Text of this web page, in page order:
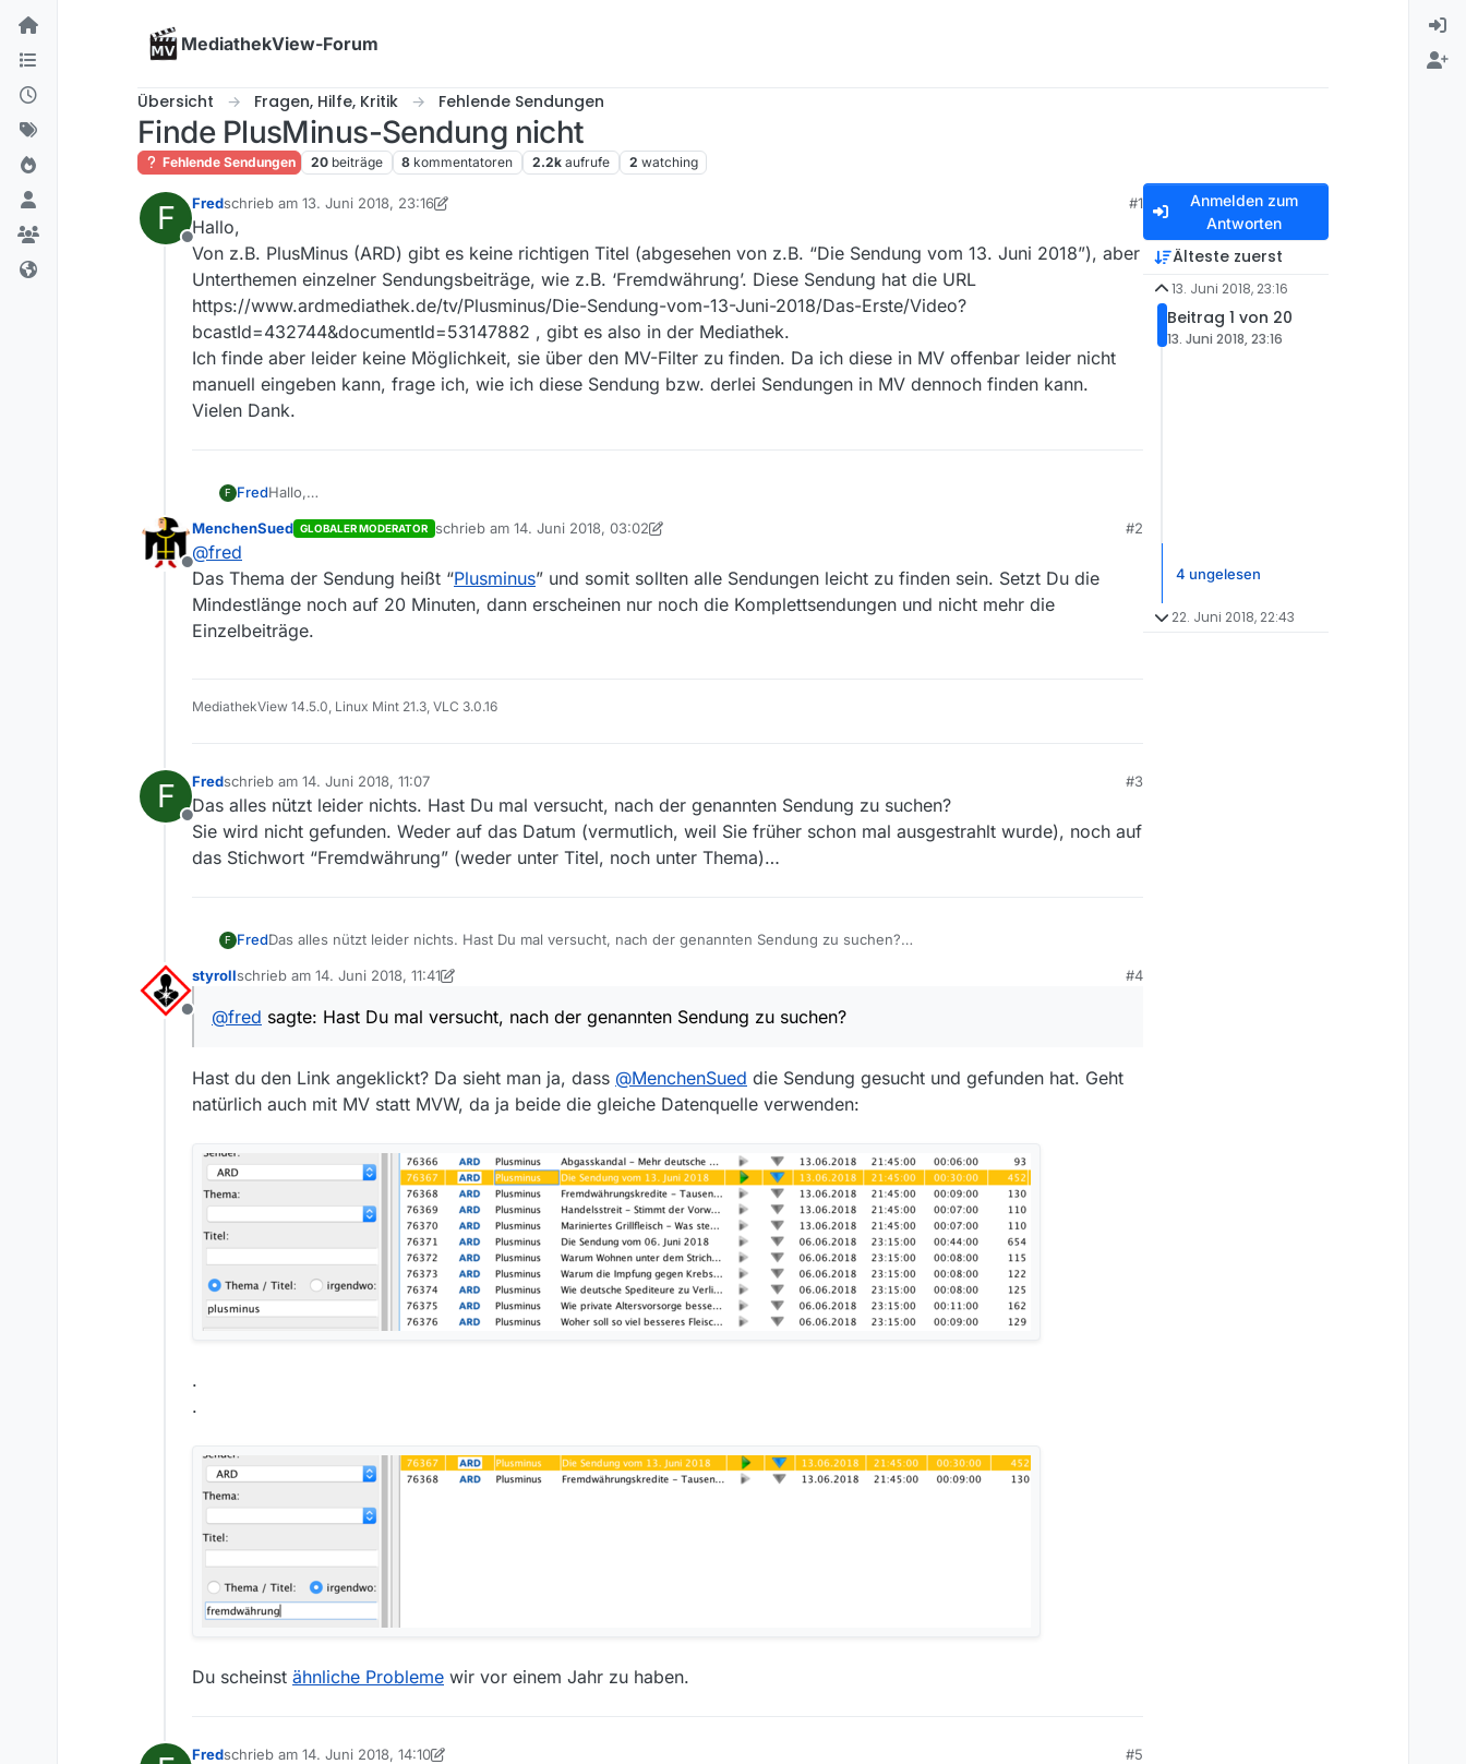
Skip to content
MediathekView-Forum
Übersicht Fragen, Hilfe, Kritik Fehlende Sendungen
Finde PlusMinus-Sendung nicht
Fehlende Sendungen 20 beiträge 8 kommentatoren 2.2k aufrufe 2 watching
F
Offline
Fredschrieb am 13. Juni 2018, 23:16
zuletzt editiert von Fred
#1
Hallo,
Von z.B. PlusMinus (ARD) gibt es keine richtigen Titel (abgesehen von z.B. “Die Sendung vom 13. Juni 2018”), aber
Unterthemen einzelner Sendungsbeiträge, wie z.B. ‘Fremdwährung’. Diese Sendung hat die URL
https://www.ardmediathek.de/tv/Plusminus/Die-Sendung-vom-13-Juni-2018/Das-Erste/Video?
bcastId=432744&documentId=53147882 , gibt es also in der Mediathek.
Ich finde aber leider keine Möglichkeit, sie über den MV-Filter zu finden. Da ich diese in MV offenbar leider nicht
manuell eingeben kann, frage ich, wie ich diese Sendung bzw. derlei Sendungen in MV dennoch finden kann.
Vielen Dank.
F FredHallo,
Unterthemen einzelner Sendungsbeiträge, wie z.B. ‘Fremdwährung’. Diese Sendung hat die URL
bcastId=432744&documentId=53147882 , gibt es also in der Mediathek.
Ich finde aber leider keine Möglichkeit, sie über den MV-Filter zu finden. Da ich diese in MV offenbar leider nicht manuell
eingeben kann, frage ich, wie ich diese Sendung bzw. derlei Sendungen in MV dennoch finden kann.
Vielen Dank.
Offline
MenchenSued GLOBALER MODERATOR schrieb am 14. Juni 2018, 03:02
zuletzt editiert von MenchenSued
#2
@fred
Das Thema der Sendung heißt “Plusminus” und somit sollten alle Sendungen leicht zu finden sein. Setzt Du die
Mindestlänge noch auf 20 Minuten, dann erscheinen nur noch die Komplettsendungen und nicht mehr die
Einzelbeiträge.
MediathekView 14.5.0, Linux Mint 21.3, VLC 3.0.16
F
Offline
Fredschrieb am 14. Juni 2018, 11:07
zuletzt editiert von
#3
Das alles nützt leider nichts. Hast Du mal versucht, nach der genannten Sendung zu suchen?
Sie wird nicht gefunden. Weder auf das Datum (vermutlich, weil Sie früher schon mal ausgestrahlt wurde), noch auf
das Stichwort “Fremdwährung” (weder unter Titel, noch unter Thema)…
F FredDas alles nützt leider nichts. Hast Du mal versucht, nach der genannten Sendung zu suchen?
Stichwort “Fremdwährung” (weder unter Titel, noch unter Thema)…
Offline
styrollschrieb am 14. Juni 2018, 11:41
zuletzt editiert von styroll
#4
@fred sagte: Hast Du mal versucht, nach der genannten Sendung zu suchen?
Hast du den Link angeklickt? Da sieht man ja, dass @MenchenSued die Sendung gesucht und gefunden hat. Geht
natürlich auch mit MV statt MVW, da ja beide die gleiche Datenquelle verwenden:
.
.
Du scheinst ähnliche Probleme wir vor einem Jahr zu haben.
Fredschrieb am 14. Juni 2018, 14:10 #5
Anmelden zum
Antworten
Älteste zuerst
13. Juni 2018, 23:16
Beitrag 1 von 20
13. Juni 2018, 23:16
4 ungelesen
22. Juni 2018, 22:43